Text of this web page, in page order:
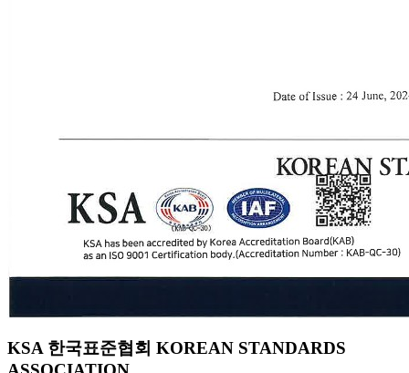
KSA 한국표준협회 KOREAN STANDARDS